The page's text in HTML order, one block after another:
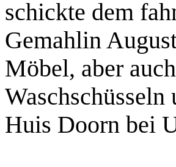
schickte dem
Gemahlin
Möbel, aber
Huis Doorn bei